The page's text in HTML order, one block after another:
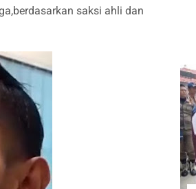
saksi ahli dan